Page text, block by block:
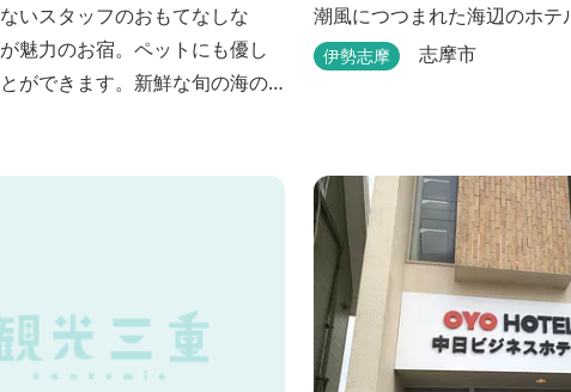
いスタッフのおもてなしな
魅力のお宿。ペットにも優し
ができます。新鮮な旬の海の
ます。
潮風につつまれた海辺のホテ
伊勢志摩 志摩市